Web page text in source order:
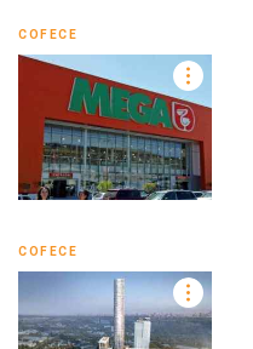
COFECE
COFECE